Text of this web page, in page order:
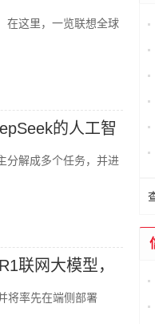
在这里，一览联想全球
的人工智
分解成多个任务，并进
联网大模型，
将率先在端侧部署